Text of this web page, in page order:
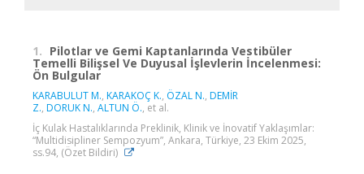
1. Pilotlar ve Gemi Kaptanlarında Vestibüler
Temelli Bilişsel Ve Duyusal İşlevlerin İncelenmesi:
Ön Bulgular
KARABULUT M., KARAKOÇ K., ÖZAL N., DEMİR
Z., DORUK N., ALTUN Ö., et al.
İç Kulak Hastalıklarında Preklinik, Klinik ve İnovatif Yaklaşımlar:
“Multidisipliner Sempozyum”, Ankara, Türkiye, 23 Ekim 2025,
ss.94, (Özet Bildiri)